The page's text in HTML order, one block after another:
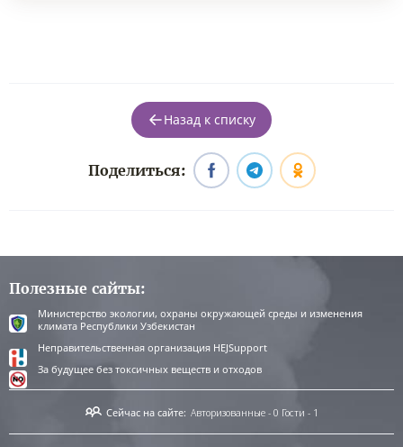
Назад к списку
Поделиться:
Полезные сайты:
Министерство экологии, охраны окружающей среды и изменения
климата Республики Узбекистан
Неправительственная организация HEJSupport
За будущее без токсичных веществ и отходов
Сейчас на сайте: Авторизованные - 0 Гости - 1